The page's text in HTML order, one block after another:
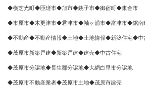
◆横芝光町◆匝瑳市◆旭市◆銚子市◆御宿町◆東金市
◆市原市◆木更津市◆君津市◆袖ヶ浦市◆富津市◆鋸南
◆不動産◆不動産情報◆土地◆土地情報◆新築住宅◆中
◆茂原市新築戸建◆新築戸建◆建売◆中古住宅
◆茂原市分譲地◆長生郡分譲地◆大網白里市分譲地
◆茂原市不動産業者◆茂原市土地◆茂原市建売